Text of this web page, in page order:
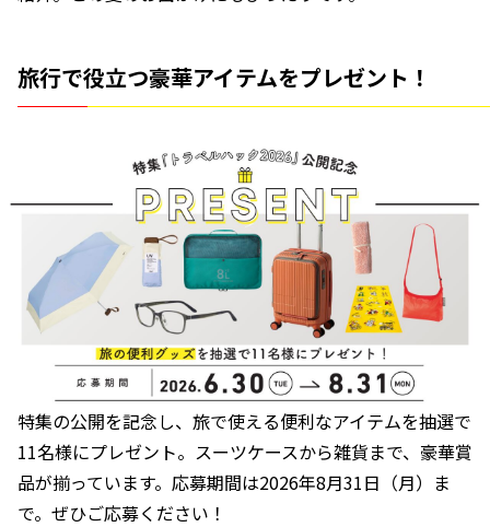
旅行で役立つ豪華アイテムをプレゼント！
特集の公開を記念し、旅で使える便利なアイテムを抽選で
11名様にプレゼント。スーツケースから雑貨まで、豪華賞
品が揃っています。応募期間は2026年8月31日（月）ま
で。ぜひご応募ください！